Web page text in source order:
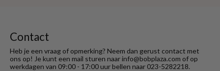
Contact
Heb je een vraag of opmerking? Neem dan gerust contact met
ons op! Je kunt een mail sturen naar info@bobplaza.com of op
werkdagen van 09:00 - 17:00 uur bellen naar 023-5282218.